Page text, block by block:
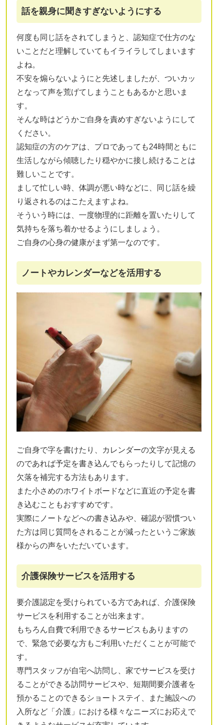
話を親身に聞きすぎないようにする
何度も同じ話をされてしまうと、認知症で仕方のな
いことだと理解していてもイライラしてしまいます
よね。
不安を煽らないようにと先述しましたが、ついカッ
となって声を荒げてしまうこともあるかと思いま
す。
そんな時はどうかご自身を責めすぎないようにして
ください。
認知症の方のケアは、プロであっても24時間ともに
生活しながら傾聴したり穏やかに接し続けることは
難しいことです。
まして忙しい時、体調が悪い時などに、同じ話を繰
り返されるのはこたえますよね。
そういう時には、一度物理的に距離を置いたりして
気持ちを落ち着かせるようにしましょう。
ご自身の心身の健康がまず第一なのです。
ノートやカレンダーなどを活用する
ご自身で字を書けたり、カレンダーの文字が見える
のであれば予定を書き込んでもらったりして記憶の
欠落を補完する方法もあります。
また小さめのホワイトボードなどに直近の予定を書
き込むこともおすすめです。
実際にノートなどへの書き込みや、確認が習慣つい
た方は同じ質問をされることが減ったというご家族
様からの声をいただいています。
介護保険サービスを活用する
要介護認定を受けられている方であれば、介護保険
サービスを利用することが出来ます。
もちろん自費で利用できるサービスもありますの
で、緊急で必要な方もご利用いただくことが可能で
す。
専門スタッフが自宅へ訪問し、家でサービスを受け
ることができる訪問サービスや、短期間要介護者を
預かることのできるショートステイ、また施設への
入所など「介護」における様々なニーズにお応えで